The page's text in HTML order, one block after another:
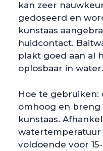
kan zeer
gedoseerd en
kunstaas
huidcontact.
plakt goed aan al
oplosbaar in water.
Hoe te gebruiken:
omhoog en breng
kunstaas.
watertemperatuur
voldoende voor